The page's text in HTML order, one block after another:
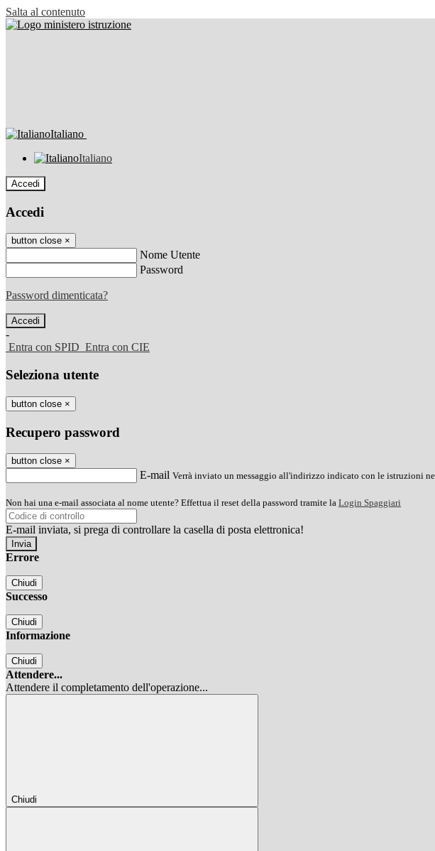
Salta al contenuto
Italiano
Italiano
Accedi
Accedi
button close ×
Nome Utente
Password
Password dimenticata?
-
Entra con SPID Entra con CIE
Seleziona utente
button close ×
Recupero password
button close ×
E-mail Verrà inviato un messaggio all'indirizzo indicato con le istruzioni
Non hai una e-mail associata al nome utente? Effettua il reset della password tramite la Login Spaggiari
E-mail inviata, si prega di controllare la casella di posta elettronica!
Errore
Chiudi
Successo
Chiudi
Informazione
Chiudi
Attendere...
Attendere il completamento dell'operazione...
Chiudi